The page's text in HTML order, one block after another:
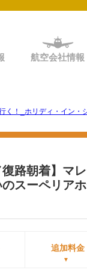
航空会社情報
く！_ホリディ・イン・
路朝着】マ
スーペリア
追加料金
▼